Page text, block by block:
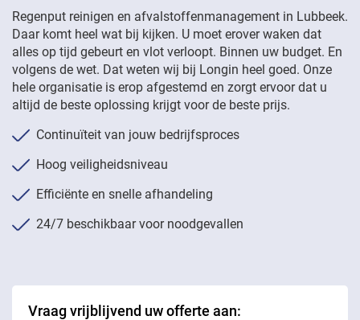
Regenput reinigen en afvalstoffenmanagement in Lubbeek.
Daar komt heel wat bij kijken. U moet erover waken dat
alles op tijd gebeurt en vlot verloopt. Binnen uw budget. En
volgens de wet. Dat weten wij bij Longin heel goed. Onze
hele organisatie is erop afgestemd en zorgt ervoor dat u
altijd de beste oplossing krijgt voor de beste prijs.
Continuïteit van jouw bedrijfsproces
Hoog veiligheidsniveau
Efficiënte en snelle afhandeling
24/7 beschikbaar voor noodgevallen
Vraag vrijblijvend uw offerte aan: